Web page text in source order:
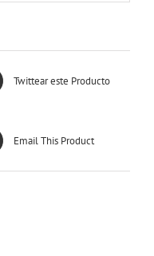
Twittear este Producto
Email This Product